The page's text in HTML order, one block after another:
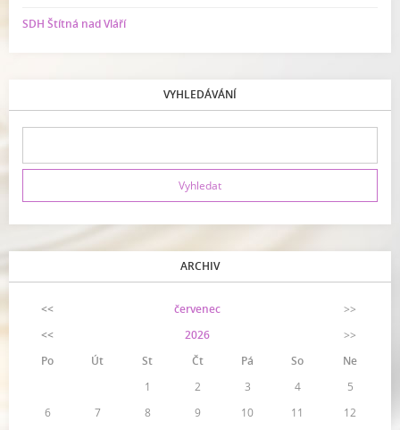
SDH Štítná nad Vláří
VYHLEDÁVÁNÍ
ARCHIV
<< červenec
>>
<<
2026
>>
Po
Út St Čt Pá So
Ne
1
2 3 4
5
6
7 8 9 10 11
12